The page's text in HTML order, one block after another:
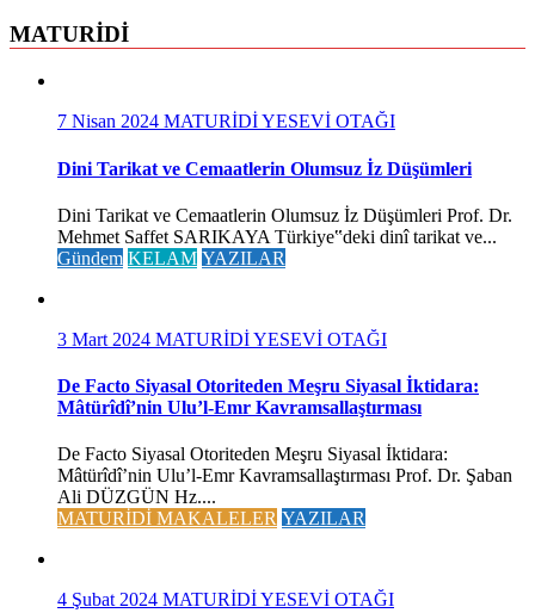
MATURİDİ
7 Nisan 2024 MATURİDİ YESEVİ OTAĞI
Dini Tarikat ve Cemaatlerin Olumsuz İz Düşümleri
Dini Tarikat ve Cemaatlerin Olumsuz İz Düşümleri Prof. Dr.
Mehmet Saffet SARIKAYA Türkiye‟deki dinî tarikat ve...
Gündem KELAM YAZILAR
3 Mart 2024 MATURİDİ YESEVİ OTAĞI
De Facto Siyasal Otoriteden Meşru Siyasal İktidara:
Mâtürîdî’nin Ulu’l-Emr Kavramsallaştırması
De Facto Siyasal Otoriteden Meşru Siyasal İktidara:
Mâtürîdî’nin Ulu’l-Emr Kavramsallaştırması Prof. Dr. Şaban
Ali DÜZGÜN Hz....
MATURİDİ MAKALELER YAZILAR
4 Şubat 2024 MATURİDİ YESEVİ OTAĞI